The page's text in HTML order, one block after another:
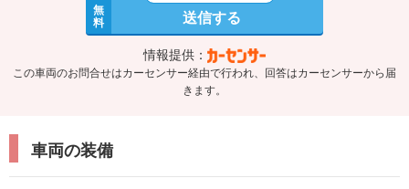
無
料 送信する
情報提供：
この車両のお問合せはカーセンサー経由で行われ、回答はカーセンサーから届
きます。
車両の装備